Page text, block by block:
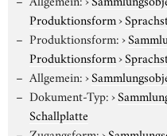
Produktionsform›
Produktionsform:›
Produktionsform›
Allgemein:›
Dokument-Typ:›
Schallplatte